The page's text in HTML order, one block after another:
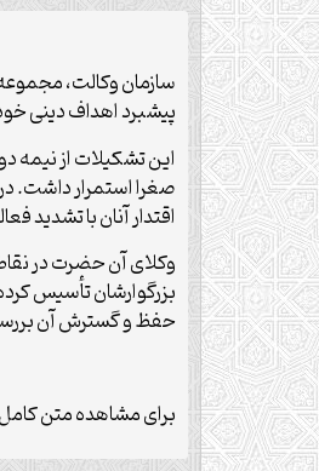
سازمان وکالت،
پیشبرد اهداف دینی
این تشکیلات از نیمه
صغرا استمرار داشت.
اقتدار آنان با
وکلاى آن حضرت در
بزرگوارشان تأسیس
حفظ و گسترش آن
برای مشاهده متن کامل